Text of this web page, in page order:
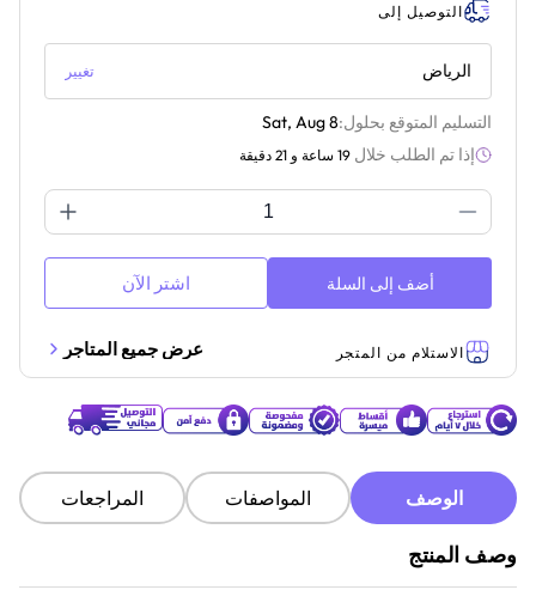
التوصيل إلى
الرياض تغيير
التسليم المتوقع بحلول:Sat, Aug 8
إذا تم الطلب خلال 19 ساعة و 21 دقيقة
أضف إلى السلة اشتر الآن
الاستلام من المتجر عرض جميع المتاجر
الوصف المواصفات المراجعات
وصف المنتج